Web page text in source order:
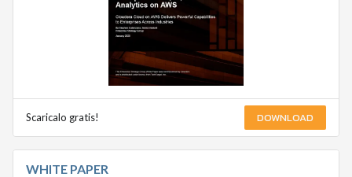
Scaricalo gratis! DOWNLOAD
WHITE PAPER